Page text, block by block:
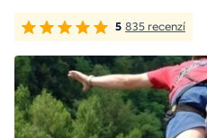
5 835 recenzí